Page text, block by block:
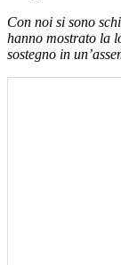
Con noi si sono
hanno mostrato la
sostegno in